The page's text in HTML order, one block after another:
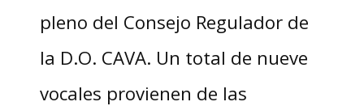
pleno del Consejo Regulador de
la D.O. CAVA. Un total de nueve
vocales provienen de las